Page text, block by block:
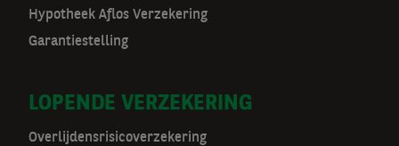
o
r
m
Hypotheek Aflos Verzekering
Garantiestelling
LOPENDE VERZEKERING
Overlijdensrisicoverzekering